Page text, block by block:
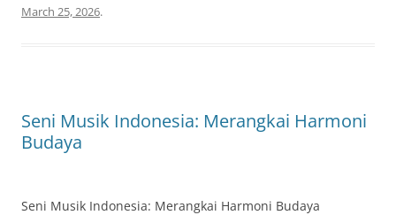
March 25, 2026.
Seni Musik Indonesia: Merangkai Harmoni
Budaya
Seni Musik Indonesia: Merangkai Harmoni Budaya